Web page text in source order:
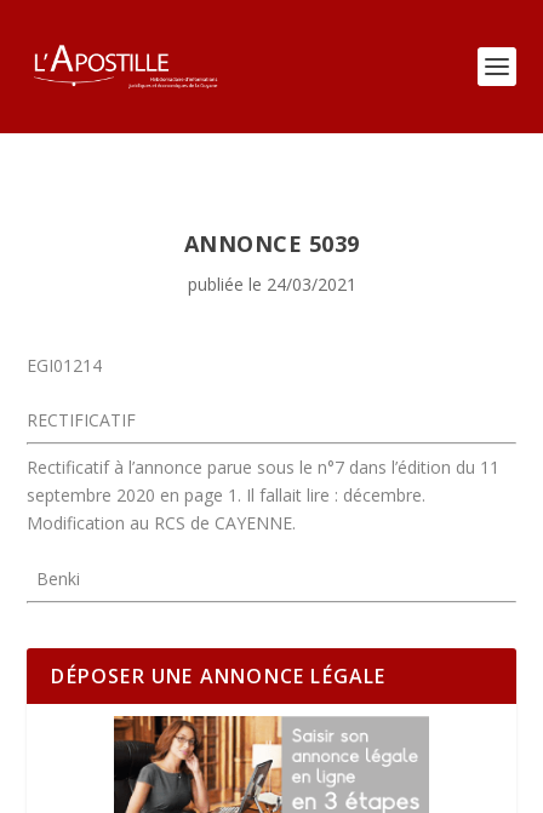
ANNONCE 5039
publiée le 24/03/2021
EGI01214
RECTIFICATIF
Rectificatif à l’annonce parue sous le n°7 dans l’édition du 11
septembre 2020 en page 1. Il fallait lire : décembre.
Modification au RCS de CAYENNE.
Benki
DÉPOSER UNE ANNONCE LÉGALE